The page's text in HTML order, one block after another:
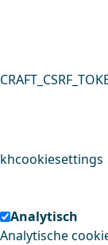
khcookiesettings
Analytisch
Analytische